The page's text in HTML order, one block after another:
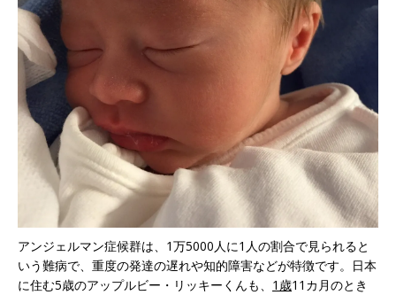
アンジェルマン症候群は、1万5000人に1人の割合で見られると
いう難病で、重度の発達の遅れや知的障害などが特徴です。日本
に住む5歳のアップルビー・リッキーくんも、 1歳11カ月のとき